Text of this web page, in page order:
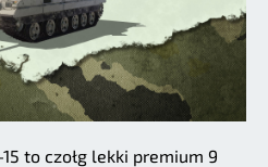
to czołg lekki premium 9